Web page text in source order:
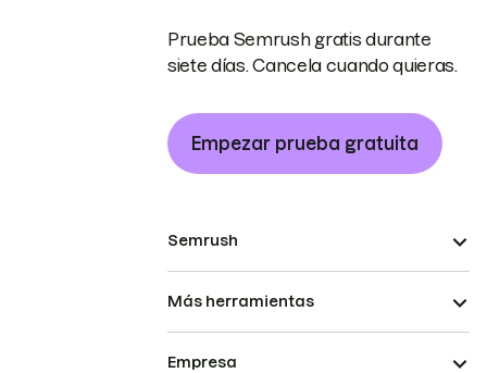
Prueba Semrush gratis durante
siete días. Cancela cuando quieras.
Empezar prueba gratuita
Semrush
Más herramientas
Empresa